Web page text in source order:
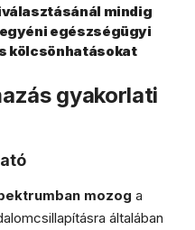
mindig
egészségügyi
kölcsönhatásokat
gyakorlati
mozog a
általában